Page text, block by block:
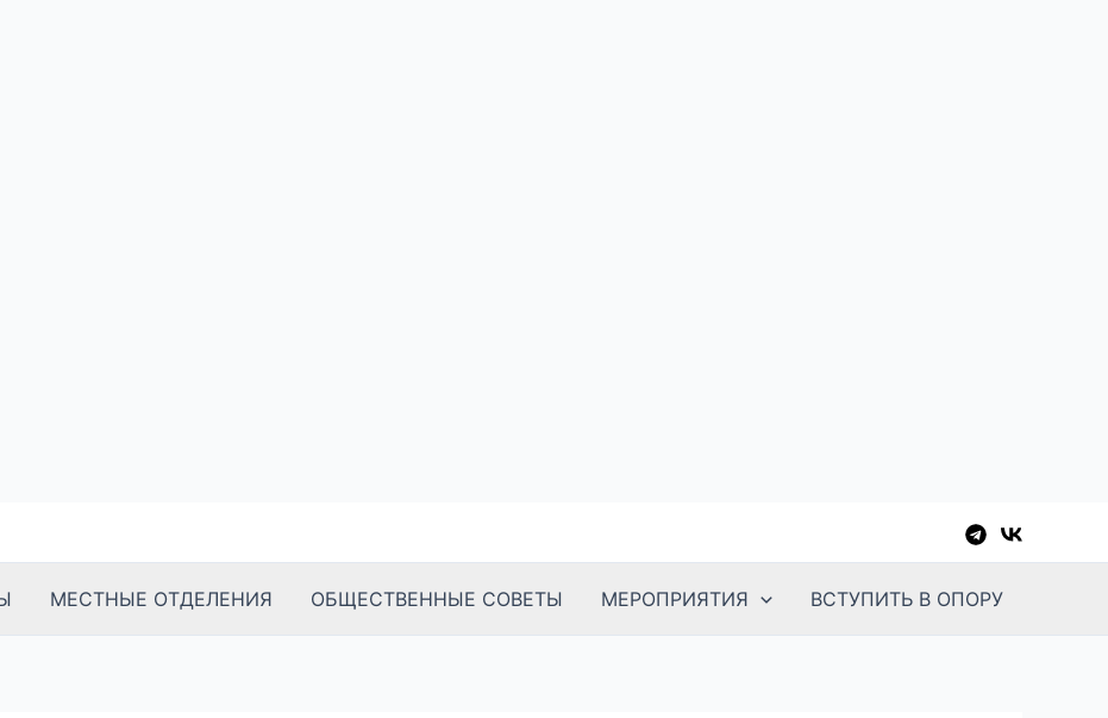
МЕСТНЫЕ ОТДЕЛЕНИЯ ОБЩЕСТВЕННЫЕ СОВЕТЫ МЕРОПРИЯТИЯ ВСТУПИТЬ В ОПОРУ